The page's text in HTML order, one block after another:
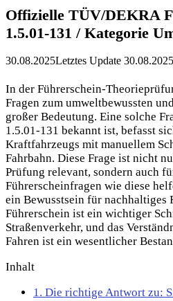
Offizielle TÜV/DEKRA
1.5.01-131 / Kategorie
30.08.2025Letztes Update 30.08.2025
In der Führerschein-
Fragen zum umweltbewussten
großer Bedeutung. Eine solche
1.5.01-131 bekannt ist, befasst
Kraftfahrzeugs mit manuellem
Fahrbahn. Diese Frage ist nicht
Prüfung relevant, sondern auch
Führerscheinfragen wie diese
ein Bewusstsein für nachhaltiges
Führerschein ist ein wichtiger
Straßenverkehr, und das
Fahren ist ein wesentlicher
Inhalt
1. Die richtige Antwort zu: